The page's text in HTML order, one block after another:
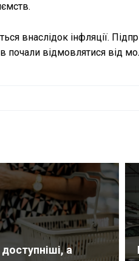
внаслідок інфляції.
відмовлятися від
а